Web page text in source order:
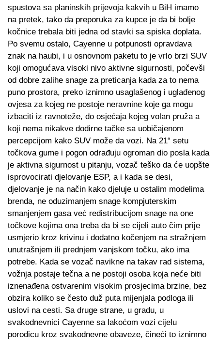
spustova sa planinskih prijevoja kakvih u BiH imamo
na pretek, tako da preporuka za kupce je da bi bolje
kočnice trebala biti jedna od stavki sa spiska doplata.
Po svemu ostalo, Cayenne u potpunosti opravdava
znak na haubi, i u osnovnom paketu to je vrlo brzi SUV
koji omogućava visoki nivo aktivne sigurnosti, počevši
od dobre zalihe snage za preticanja kada za to nema
puno prostora, preko iznimno usaglašenog i uglađenog
ovjesa za kojeg ne postoje neravnine koje ga mogu
izbaciti iz ravnoteže, do osjećaja kojeg volan pruža a
koji nema nikakve dodirne tačke sa uobičajenom
percepcijom kako SUV može da vozi. Na 21“ setu
točkova gume i pogon odrađuju ogroman dio posla kada
je aktivna sigurnost u pitanju, vozač teško da će uopšte
isprovocirati djelovanje ESP, a i kada se desi,
djelovanje je na način kako djeluje u ostalim modelima
brenda, ne oduzimanjem snage kompjuterskim
smanjenjem gasa već redistribucijom snage na one
točkove kojima ona treba da bi se cijeli auto čim prije
usmjerio kroz krivinu i dodatno kočenjem na stražnjem
unutrašnjem ili prednjem vanjskom točku, ako ima
potrebe. Kada se vozač navikne na takav rad sistema,
vožnja postaje tečna a ne postoji osoba koja neće biti
iznenađena ostvarenim visokim prosjecima brzine, bez
obzira koliko se često duž puta mijenjala podloga ili
uslovi na cesti. Sa druge strane, u gradu, u
svakodnevnici Cayenne sa lakoćom vozi cijelu
porodicu kroz svakodnevne obaveze, čineći to iznimno